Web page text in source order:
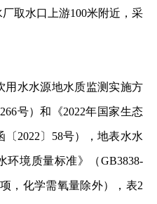
水口上游100米附近，采
水水源地水质监测实施方
号）和《2022年国家生态
2022〕58号），地表水水
环境质量标准》（GB3838-
，化学需氧量除外），表2